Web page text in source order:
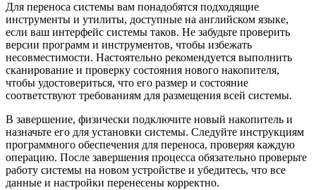
Для переноса системы вам понадобятся подходящие
инструменты и утилиты, доступные на английском языке,
если ваш интерфейс системы таков. Не забудьте проверить
версии программ и инструментов, чтобы избежать
несовместимости. Настоятельно рекомендуется выполнить
сканирование и проверку состояния нового накопителя,
чтобы удостовериться, что его размер и состояние
соответствуют требованиям для размещения всей системы.
В завершение, физически подключите новый накопитель и
назначьте его для установки системы. Следуйте инструкциям
программного обеспечения для переноса, проверяя каждую
операцию. После завершения процесса обязательно проверьте
работу системы на новом устройстве и убедитесь, что все
данные и настройки перенесены корректно.